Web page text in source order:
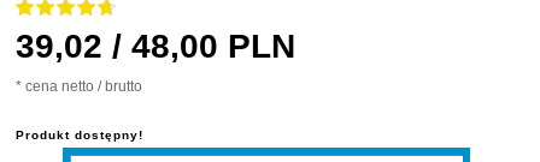
39,02 / 48,00 PLN
* cena netto / brutto
Produkt dostępny!